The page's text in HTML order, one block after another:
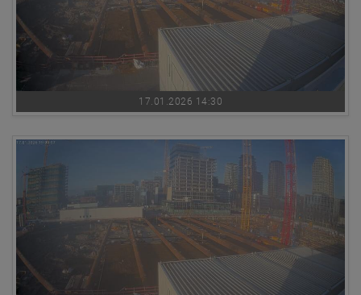
17.01.2026 14:30